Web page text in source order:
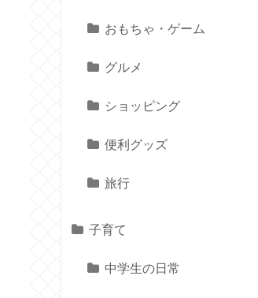
おもちゃ・ゲーム
グルメ
ショッピング
便利グッズ
旅行
子育て
中学生の日常